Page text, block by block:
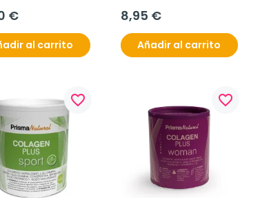
€
al carrito
comprimidos.
8,95 €
Añadir al carrito
favorite_border favorite_border